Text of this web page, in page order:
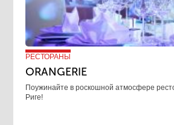
РЕСТОРАНЫ
ORANGERIE
Поужинайте в роскошной атмосфере
Риге!